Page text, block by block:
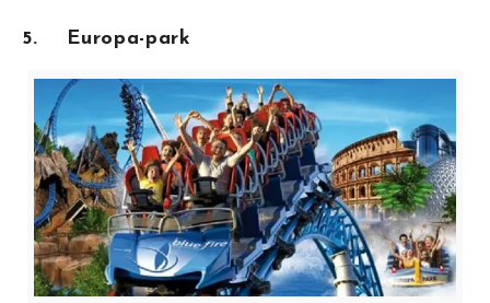
5. Europa-park